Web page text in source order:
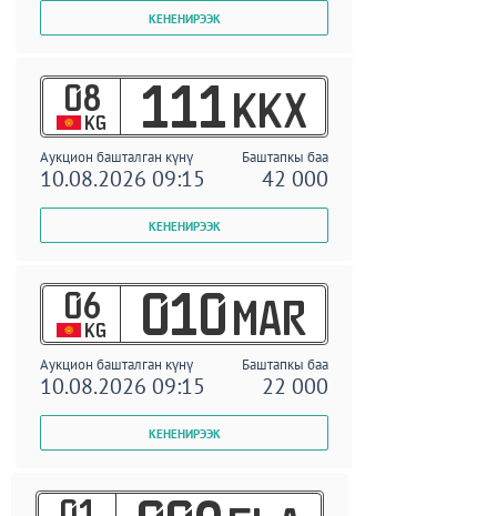
08
KG 111 KKX
Аукцион башталган күнү Баштапкы баа
10.08.2026 09:15 42 000
06
KG 010 MAR
Аукцион башталган күнү Баштапкы баа
10.08.2026 09:15 22 000